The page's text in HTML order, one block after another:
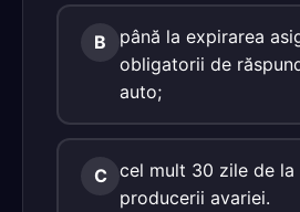
B
până la expirarea
obligatorii de
auto;
C cel mult 30 zile de la
producerii avariei.